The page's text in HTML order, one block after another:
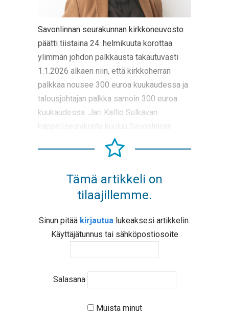
Savonlinnan seurakunnan kirkkoneuvosto
päätti tiistaina 24. helmikuuta korottaa
ylimmän johdon palkkausta takautuvasti
1.1.2026 alkaen niin, että kirkkoherran
palkkaa nousee 300 euroa kuukaudessa ja
talousjohtajan palkka samoin 300 euroa
kuukaudessa. Jari Kallio Sulkavan
kappeliseurakunta kuuluu Savonlinnan
Tämä artikkeli on
tilaajillemme.
Sinun pitää kirjautua lukeaksesi artikkelin.
Käyttäjätunnus tai sähköpostiosoite
Salasana
Muista minut